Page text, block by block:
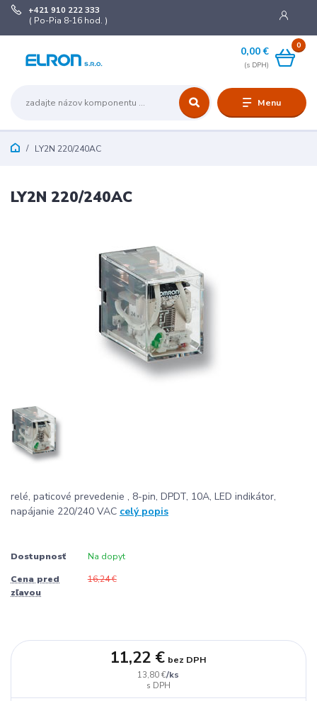
Menu
+421 910 222 333
( Po-Pia 8-16 hod. )
0
0,00 €
LY2N 220/240AC
LY2N 220/240AC
relé, paticové prevedenie , 8-pin, DPDT, 10A, LED indikátor,
napájanie 220/240 VAC celý popis
Dostupnosť Na dopyt
Cena pred
zľavou
16,24 €
13,80 €/ks
11,22 € bez DPH